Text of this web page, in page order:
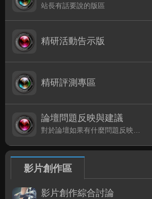
站長有話要說的版區
精研活動告示版
精研評測專區
論壇問題反映與建議
對於論壇如果有什麼問題反映或是建議, 竭誠歡迎在這裡盡情發表
影片創作區
影片創作綜合討論